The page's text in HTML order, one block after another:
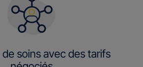
soins avec des tarifs